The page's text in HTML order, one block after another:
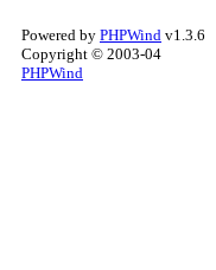
Powered by PHPWind v1.3.6
Copyright © 2003-04
PHPWind